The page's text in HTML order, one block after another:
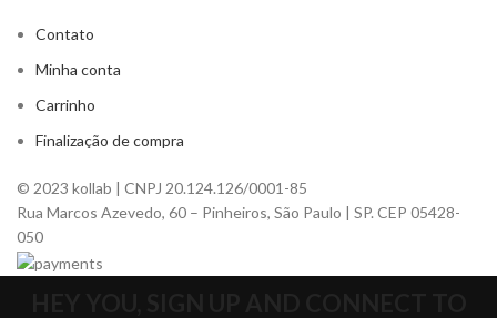
Contato
Minha conta
Carrinho
Finalização de compra
© 2023 kollab | CNPJ 20.124.126/0001-85
Rua Marcos Azevedo, 60 – Pinheiros, São Paulo | SP. CEP 05428-
050